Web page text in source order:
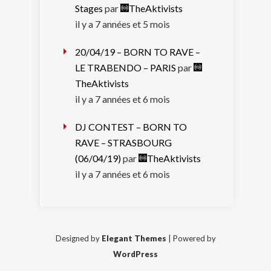
Stages par
TheAktivists
il y a 7 années et 5 mois
20/04/19 – BORN TO RAVE –
LE TRABENDO – PARIS par
TheAktivists
il y a 7 années et 6 mois
DJ CONTEST – BORN TO
RAVE – STRASBOURG
(06/04/19)par
TheAktivists
il y a 7 années et 6 mois
Designed by Elegant Themes | Powered by
WordPress